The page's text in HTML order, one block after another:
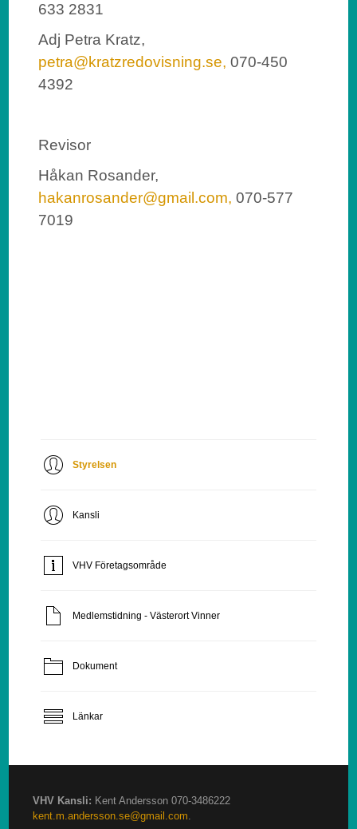
633 2831
Adj Petra Kratz,
petra@kratzredovisning.se, 070-450
4392
Revisor
Håkan Rosander,
hakanrosander@gmail.com, 070-577
7019
Styrelsen
Kansli
VHV Företagsområde
Medlemstidning - Västerort Vinner
Dokument
Länkar
VHV Kansli: Kent Andersson 070-3486222
kent.m.andersson.se@gmail.com.